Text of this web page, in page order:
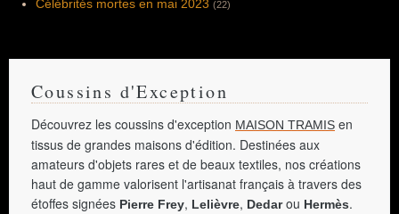
Célébrités mortes en mai 2023 (22)
Coussins d'Exception
Découvrez les coussins d'exception MAISON TRAMIS en
tissus de grandes maisons d'édition. Destinées aux
amateurs d'objets rares et de beaux textiles, nos créations
haut de gamme valorisent l'artisanat français à travers des
étoffes signées Pierre Frey, Lelièvre, Dedarou Hermès.